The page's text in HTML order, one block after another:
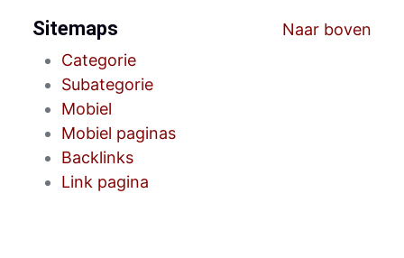
Naar boven
Sitemaps
Categorie
Subategorie
Mobiel
Mobiel paginas
Backlinks
Link pagina